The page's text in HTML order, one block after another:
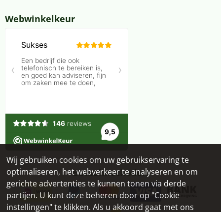
Webwinkelkeur
Betaalmethoden
Wij gebruiken cookies om uw gebruikservaring te
optimaliseren, het webverkeer te analyseren en om
gerichte advertenties te kunnen tonen via derde
partijen. U kunt deze beheren door op "Cookie
instellingen" te klikken. Als u akkoord gaat met ons